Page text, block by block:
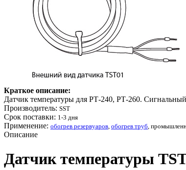
Краткое описание:
Датчик температуры для РТ-240, РТ-260.
Производитель: SST
Срок поставки: 1-3 дня
Применение: обогрев резервуаров, обогрев труб,
Описание
Датчик температуры